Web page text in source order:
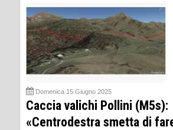
Domenica 15 Giugno 2025
Caccia valichi Pollini (M5s):
«Centrodestra smetta di